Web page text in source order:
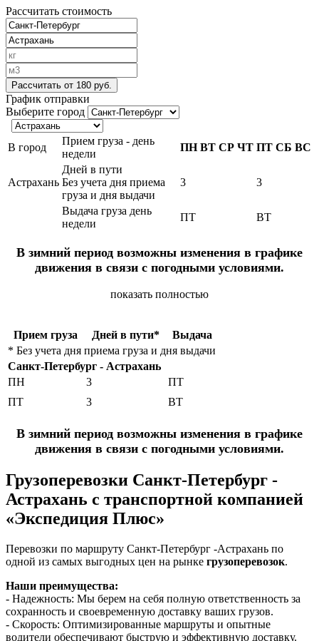
Рассчитать стоимость
Рассчитать от 180 руб.
График отправки
Выберите город
В город
Прием груза - день
недели
ПН ВТ СР ЧТ ПТ СБ ВС
Астрахань
Дней в пути
Без учета дня приема
груза и дня выдачи
3 3
Выдача груза день
недели
ПТ ВТ
В зимний период возможны изменения в графике
движения в связи с погодными условиями.
показать полностью
Прием груза Дней в пути*
Выдача
* Без учета дня приема груза и дня выдачи
Санкт-Петербург - Астрахань
ПН
3
ПТ
ПТ
3 ВТ
В зимний период возможны изменения в графике
движения в связи с погодными условиями.
Грузоперевозки Санкт-Петербург -
Астрахань c транспортной компанией
«Экспедиция Плюс»
Перевозки по маршруту Санкт-Петербург -Астрахань по
одной из самых выгодных цен на рынке грузоперевозок.
Наши преимущества:
- Надежность: Мы берем на себя полную ответственность за
сохранность и своевременную доставку ваших грузов.
- Скорость: Оптимизированные маршруты и опытные
водители обеспечивают быструю и эффективную доставку.